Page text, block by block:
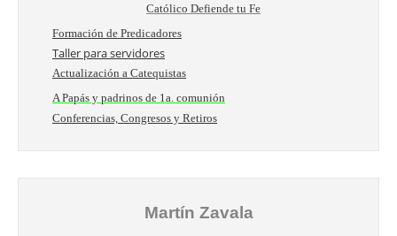
Católico Defiende tu Fe
Formación de Predicadores
Taller para servidores
Actualización a Catequistas
A Papás y padrinos de 1a. comunión
Conferencias, Congresos y Retiros
Martín Zavala